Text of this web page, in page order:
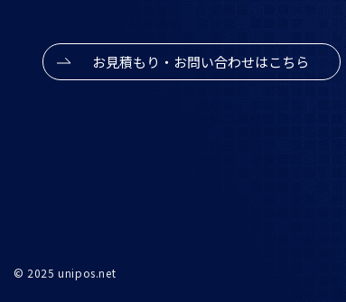
お見積もり・お問い合わせはこちら
© 2025 unipos.net